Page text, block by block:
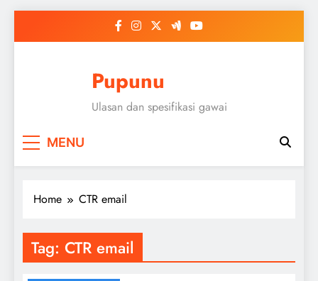
Pupunu
Ulasan dan spesifikasi gawai
MENU
Home CTR email
Tag: CTR email